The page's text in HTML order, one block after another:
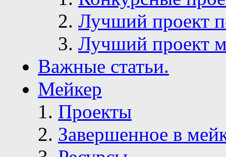
Лучший проект
Лучший проект
Важные статьи.
Мейкер
Проекты
Завершенное в